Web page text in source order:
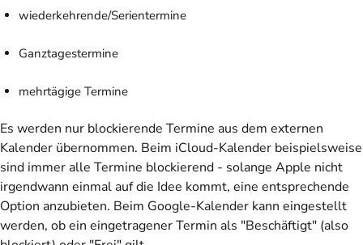
wiederkehrende/Serientermine
Ganztagestermine
mehrtägige Termine
Es werden nur blockierende Termine aus dem externen
Kalender übernommen. Beim iCloud-Kalender beispielsweise
sind immer alle Termine blockierend - solange Apple nicht
irgendwann einmal auf die Idee kommt, eine entsprechende
Option anzubieten. Beim Google-Kalender kann eingestellt
werden, ob ein eingetragener Termin als "Beschäftigt" (also